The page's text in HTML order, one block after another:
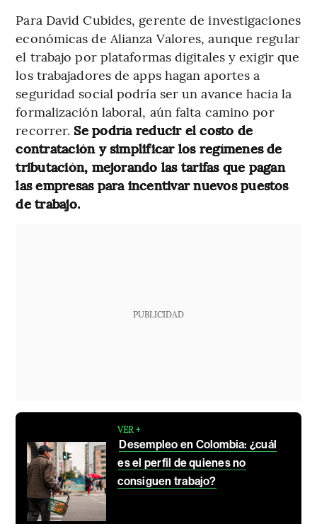
Para David Cubides, gerente de investigaciones
económicas de Alianza Valores, aunque regular
el trabajo por plataformas digitales y exigir que
los trabajadores de apps hagan aportes a
seguridad social podría ser un avance hacia la
formalización laboral, aún falta camino por
recorrer. Se podría reducir el costo de
contratación y simplificar los regímenes de
tributación, mejorando las tarifas que pagan
las empresas para incentivar nuevos puestos
de trabajo.
PUBLICIDAD
VER +
Desempleo en Colombia: ¿cuál
es el perfil de quienes no
consiguen trabajo?